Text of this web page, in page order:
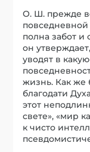
О. Ш. прежде
полна забот и
он
уводят в
жизнь. Как же
благодати
этот
свете», «мир
к чисто